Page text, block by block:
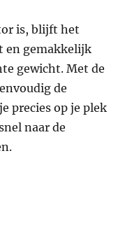
is, blijft het
en gemakkelijk
gewicht. Met de
de
precies op je plek
naar de